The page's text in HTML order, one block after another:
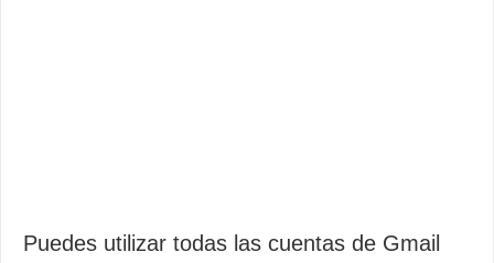
Puedes utilizar todas las cuentas de Gmail